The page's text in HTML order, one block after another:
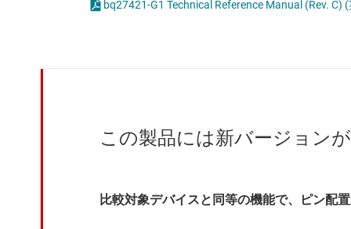
bq27421-G1 Technical Reference Manual (Rev. C) (
この製品には新バージョン
比較対象デバイスと同等の機能で、ピン配